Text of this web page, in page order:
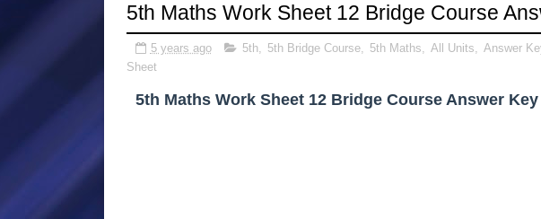
5th Maths Work Sheet 12 Bridge Course
5 years ago 5th, 5th Bridge Course, 5th Maths, All Units, Answer
Sheet
5th Maths Work Sheet 12 Bridge Course Answer Key